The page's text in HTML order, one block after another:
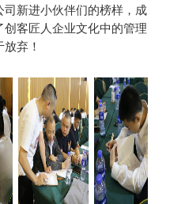
新进小伙伴们的榜样，成
客匠人企业文化中的管理
弃！